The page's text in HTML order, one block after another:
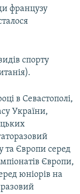
французу
спорту
в Севастополі,
України,
та Європи серед
Європи,
юніорів на